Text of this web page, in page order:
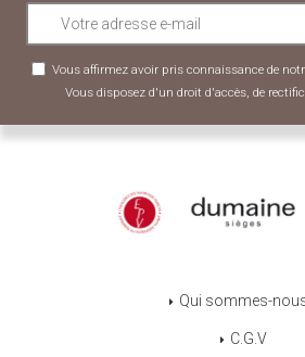
Vous affirmez avoir pris connaissance de
Vous disposez d'un droit d'accès, de
Qui sommes-
C.G.V